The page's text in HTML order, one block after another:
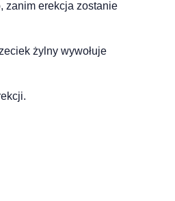
zanim erekcja zostanie
żylny wywołuje